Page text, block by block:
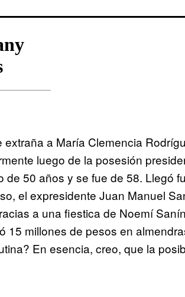
a María Clemencia
luego de la posesión
de 50 años y se fue de 58. Llegó
el expresidente Juan Manuel
a una fiestica de Noemí
15 millones de pesos en
En esencia, creo, que la